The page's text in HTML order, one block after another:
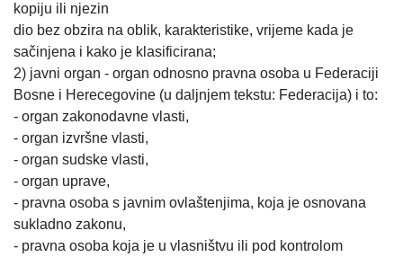
kopiju ili njezin
dio bez obzira na oblik, karakteristike, vrijeme kada je
sačinjena i kako je klasificirana;
2) javni organ - organ odnosno pravna osoba u Federaciji
Bosne i Herecegovine (u daljnjem tekstu: Federacija) i to:
- organ zakonodavne vlasti,
- organ izvršne vlasti,
- organ sudske vlasti,
- organ uprave,
- pravna osoba s javnim ovlaštenjima, koja je osnovana
sukladno zakonu,
- pravna osoba koja je u vlasništvu ili pod kontrolom